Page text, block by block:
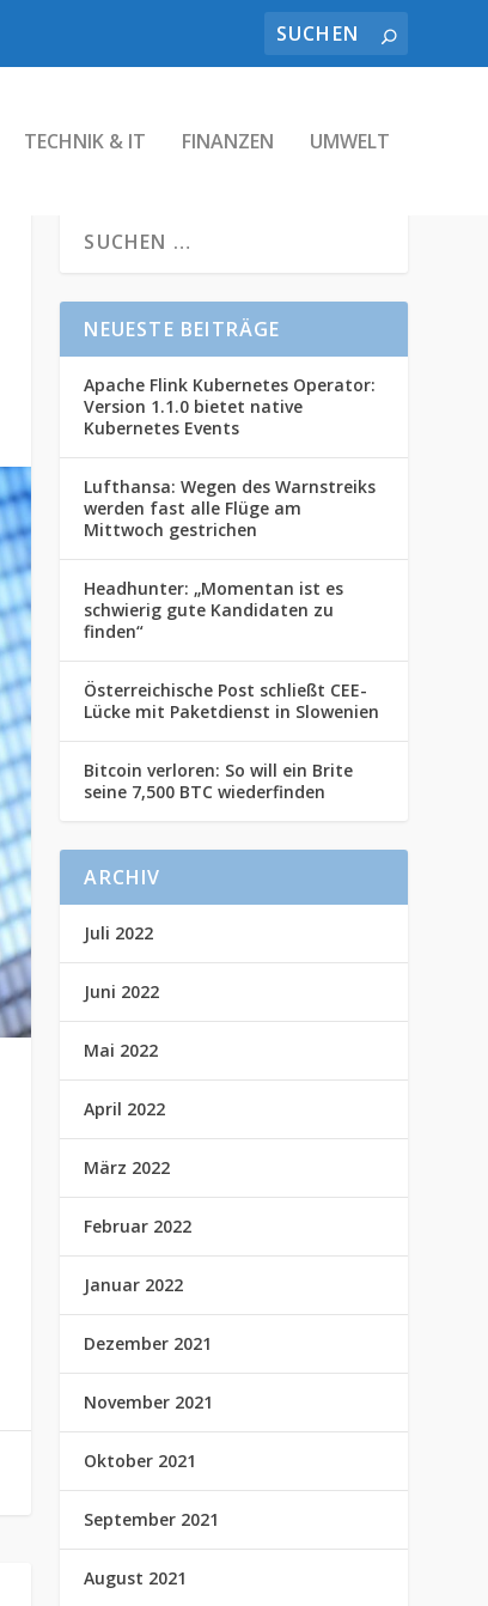
TECHNIK & IT FINANZEN UMWELT
NEUESTE BEITRÄGE
Apache Flink Kubernetes Operator:
Version 1.1.0 bietet native
Kubernetes Events
Lufthansa: Wegen des Warnstreiks
werden fast alle Flüge am
Mittwoch gestrichen
Headhunter: „Momentan ist es
schwierig gute Kandidaten zu
finden“
Österreichische Post schließt CEE-
Lücke mit Paketdienst in Slowenien
Bitcoin verloren: So will ein Brite
seine 7,500 BTC wiederfinden
ARCHIV
Juli 2022
Juni 2022
Mai 2022
April 2022
März 2022
Februar 2022
Januar 2022
Dezember 2021
November 2021
Oktober 2021
September 2021
August 2021